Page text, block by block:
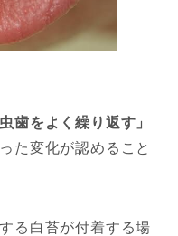
虫歯をよく繰り返す」
た変化が認めること
る白苔が付着する場